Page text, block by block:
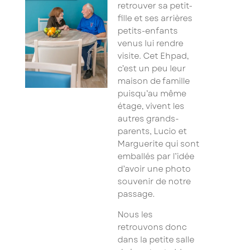
retrouver sa petit-
fille et ses arrières
petits-enfants
venus lui rendre
visite. Cet Ehpad,
c’est un peu leur
maison de famille
puisqu’au même
étage, vivent les
autres grands-
parents, Lucio et
Marguerite qui sont
emballés par l’idée
d’avoir une photo
souvenir de notre
passage.
Nous les
retrouvons donc
dans la petite salle